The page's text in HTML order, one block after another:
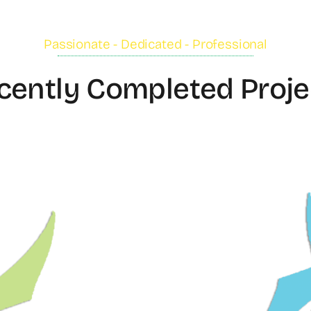
Passionate - Dedicated - Professional
Completed